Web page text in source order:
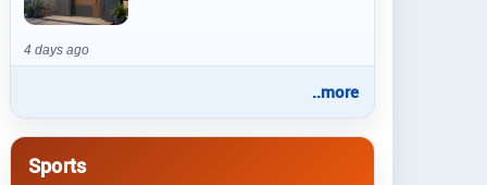
4 days ago
..more
Sports